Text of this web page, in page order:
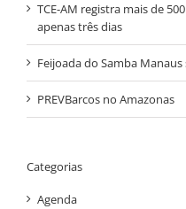
TCE-AM registra mais de
apenas três dias
Feijoada do Samba
PREVBarcos no Amazonas
Categorias
Agenda